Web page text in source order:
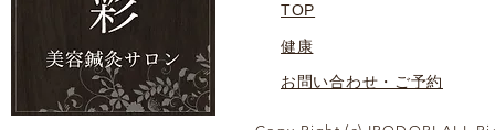
TOP
健康
お問い合わせ・ご予約